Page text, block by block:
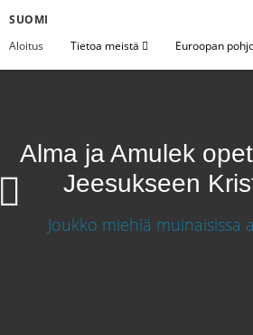
SUOMI
Aloitus
Tietoa meistä Euroopan
Alma ja Amulek
Jeesukseen